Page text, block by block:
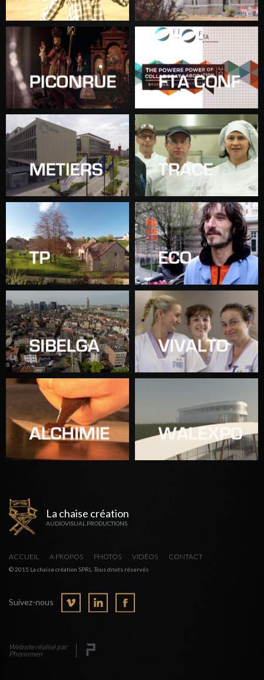
La chaise création
AUDIOVISUAL PRODUCTIONS
ACCUEIL A PROPOS PHOTOS VIDÉOS CONTACT
© 2015 La chaise création SPRL -Tous droits réservés
Suivez-nous
Website réalisé par
Phenomen